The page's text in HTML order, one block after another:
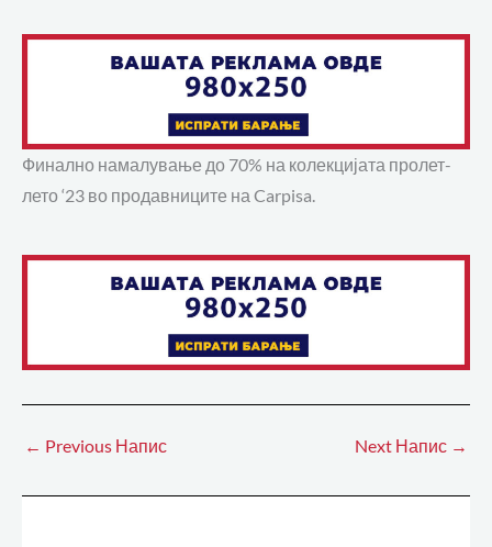
Финално намалување до 70% на колекцијата пролет-
лето ‘23 во продавниците на Carpisa.
← Previous Напис Next Напис →